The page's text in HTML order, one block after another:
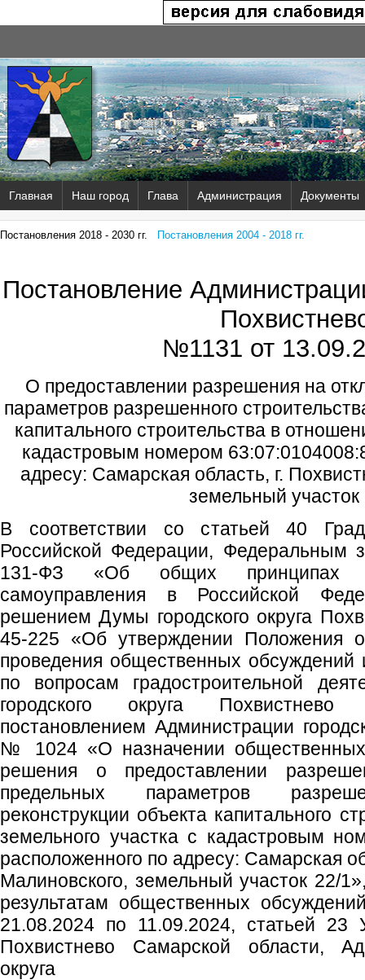
Главная Наш город Глава Администрация Документы
Постановления 2018 - 2030 гг. Постановления 2004 - 2018 гг.
Постановление
№1131 от
О предоставлении разрешения на
параметров разрешенного
капитального строительства в
кадастровым номером
адресу: Самарская область, г.
земельный участок
В соответствии со статьей 40
Российской Федерации, Федеральным
131-ФЗ «Об общих принципах
самоуправления в Российской
решением Думы городского округа
45-225 «Об утверждении Положения
проведения общественных
по вопросам градостроительной
городского округа Похвистнево
постановлением Администрации
№ 1024 «О назначении общественных
решения о предоставлении
предельных параметров
реконструкции объекта капитального
земельного участка с кадастровым
расположенного по адресу: Самарская
Малиновского, земельный участок 22/
результатам общественных
21.08.2024 по 11.09.2024, статьей 23
Похвистнево Самарской области,
округа